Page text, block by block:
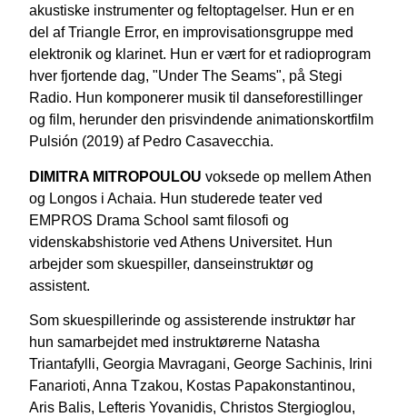
akustiske instrumenter og feltoptagelser. Hun er en
del af Triangle Error, en improvisationsgruppe med
elektronik og klarinet. Hun er vært for et radioprogram
hver fjortende dag, "Under The Seams", på Stegi
Radio. Hun komponerer musik til danseforestillinger
og film, herunder den prisvindende animationskortfilm
Pulsión (2019) af Pedro Casavecchia.
DIMITRA MITROPOULOU voksede op mellem Athen
og Longos i Achaia. Hun studerede teater ved
EMPROS Drama School samt filosofi og
videnskabshistorie ved Athens Universitet. Hun
arbejder som skuespiller, danseinstruktør og
assistent.
Som skuespillerinde og assisterende instruktør har
hun samarbejdet med instruktørerne Natasha
Triantafylli, Georgia Mavragani, George Sachinis, Irini
Fanarioti, Anna Tzakou, Kostas Papakonstantinou,
Aris Balis, Lefteris Yovanidis, Christos Stergioglou,